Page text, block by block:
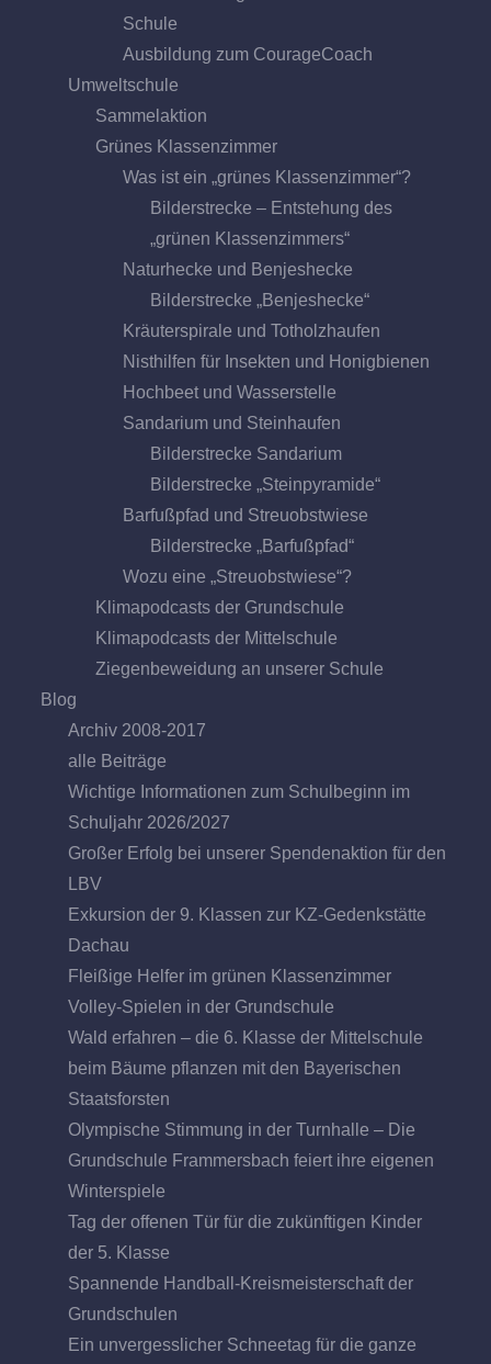
Schule
Ausbildung zum CourageCoach
Umweltschule
Sammelaktion
Grünes Klassenzimmer
Was ist ein „grünes Klassenzimmer“?
Bilderstrecke – Entstehung des
„grünen Klassenzimmers“
Naturhecke und Benjeshecke
Bilderstrecke „Benjeshecke“
Kräuterspirale und Totholzhaufen
Nisthilfen für Insekten und Honigbienen
Hochbeet und Wasserstelle
Sandarium und Steinhaufen
Bilderstrecke Sandarium
Bilderstrecke „Steinpyramide“
Barfußpfad und Streuobstwiese
Bilderstrecke „Barfußpfad“
Wozu eine „Streuobstwiese“?
Klimapodcasts der Grundschule
Klimapodcasts der Mittelschule
Ziegenbeweidung an unserer Schule
Blog
Archiv 2008-2017
alle Beiträge
Wichtige Informationen zum Schulbeginn im
Schuljahr 2026/2027
Großer Erfolg bei unserer Spendenaktion für den
LBV
Exkursion der 9. Klassen zur KZ-Gedenkstätte
Dachau
Fleißige Helfer im grünen Klassenzimmer
Volley-Spielen in der Grundschule
Wald erfahren – die 6. Klasse der Mittelschule
beim Bäume pflanzen mit den Bayerischen
Staatsforsten
Olympische Stimmung in der Turnhalle – Die
Grundschule Frammersbach feiert ihre eigenen
Winterspiele
Tag der offenen Tür für die zukünftigen Kinder
der 5. Klasse
Spannende Handball-Kreismeisterschaft der
Grundschulen
Ein unvergesslicher Schneetag für die ganze